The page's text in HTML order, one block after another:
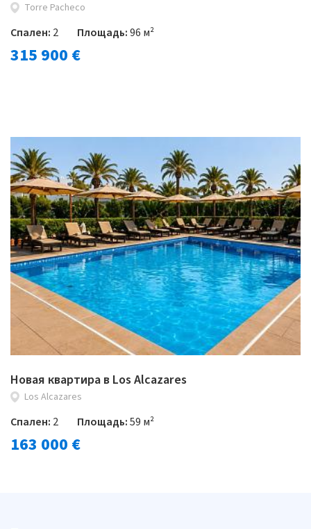
Torre Pacheco
Спален: 2 Площадь:96 м²
315 900 €
Новая квартира в Los Alcazares
Los Alcazares
Спален: 2 Площадь:59 м²
163 000 €